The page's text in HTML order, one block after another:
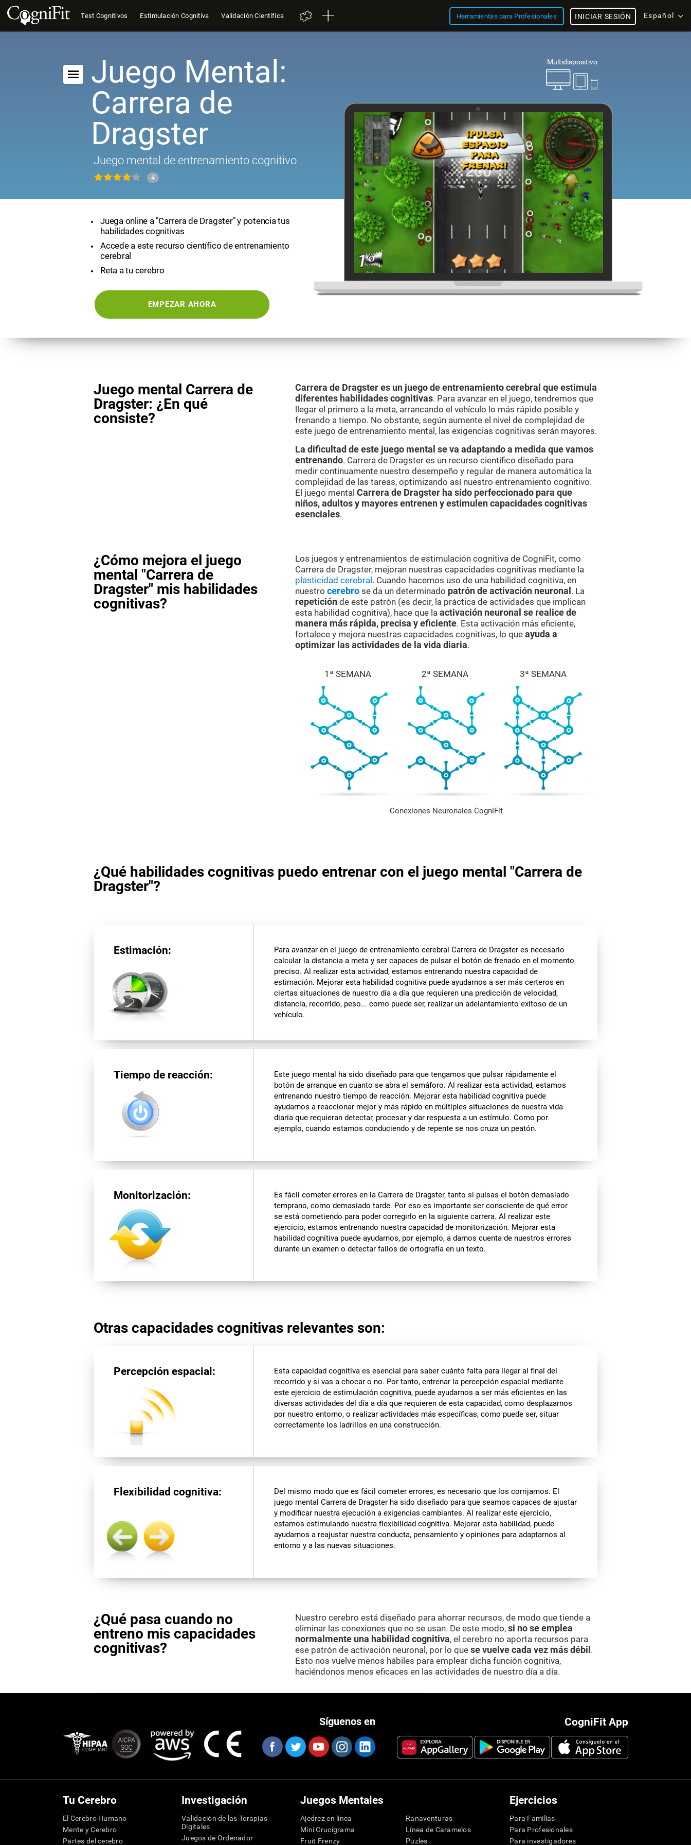
Test Cognitivos Estimulación Cognitiva Validación Científica Herramientas para Profesionales Español
INICIAR SESIÓN
Multidispositivo
Juego Mental:
Carrera de
Dragster
Juego mental de entrenamiento cognitivo
4
Juega online a "Carrera de Dragster" y potencia tus
habilidades cognitivas
Accede a este recurso científico de entrenamiento
cerebral
Reta a tu cerebro
EMPEZAR AHORA
Juego mental Carrera de
Dragster: ¿En qué
consiste?
Carrera de Dragster es un juego de entrenamiento cerebral que estimula
diferentes habilidades cognitivas. Para avanzar en el juego, tendremos que
llegar el primero a la meta, arrancando el vehículo lo más rápido posible y
frenando a tiempo. No obstante, según aumente el nivel de complejidad de
este juego de entrenamiento mental, las exigencias cognitivas serán mayores.
La dificultad de este juego mental se va adaptando a medida que vamos
entrenando. Carrera de Dragster es un recurso científico diseñado para
medir continuamente nuestro desempeño y regular de manera automática la
complejidad de las tareas, optimizando así nuestro entrenamiento cognitivo.
El juego mental Carrera de Dragster ha sido perfeccionado para que
niños, adultos y mayores entrenen y estimulen capacidades cognitivas
esenciales.
¿Cómo mejora el juego
mental "Carrera de
Dragster" mis habilidades
cognitivas?
Los juegos y entrenamientos de estimulación cognitiva de CogniFit, como
Carrera de Dragster, mejoran nuestras capacidades cognitivas mediante la
plasticidad cerebral . Cuando hacemos uso de una habilidad cognitiva, en
nuestro cerebro se da un determinado patrón de activación neuronal . La
repetición de este patrón (es decir, la práctica de actividades que implican
esta habilidad cognitiva), hace que la activación neuronal se realice de
manera más rápida, precisa y eficiente. Esta activación más eficiente,
fortalece y mejora nuestras capacidades cognitivas, lo que ayuda a
optimizar las actividades de la vida diaria.
1ª SEMANA 2ª SEMANA 3ª SEMANA
Conexiones Neuronales CogniFit
¿Qué habilidades cognitivas puedo entrenar con el juego mental "Carrera de
Dragster"?
Estimación:
Para avanzar en el juego de entrenamiento cerebral Carrera de Dragster es necesario
calcular la distancia a meta y ser capaces de pulsar el botón de frenado en el momento
preciso. Al realizar esta actividad, estamos entrenando nuestra capacidad de
estimación. Mejorar esta habilidad cognitiva puede ayudarnos a ser más certeros en
ciertas situaciones de nuestro día a día que requieren una predicción de velocidad,
distancia, recorrido, peso... como puede ser, realizar un adelantamiento exitoso de un
vehículo.
Tiempo de reacción:
Este juego mental ha sido diseñado para que tengamos que pulsar rápidamente el
botón de arranque en cuanto se abra el semáforo. Al realizar esta actividad, estamos
entrenando nuestro tiempo de reacción. Mejorar esta habilidad cognitiva puede
ayudarnos a reaccionar mejor y más rápido en múltiples situaciones de nuestra vida
diaria que requieran detectar, procesar y dar respuesta a un estímulo. Como por
ejemplo, cuando estamos conduciendo y de repente se nos cruza un peatón.
Monitorización:
Es fácil cometer errores en la Carrera de Dragster, tanto si pulsas el botón demasiado
temprano, como demasiado tarde. Por eso es importante ser consciente de qué error
se está cometiendo para poder corregirlo en la siguiente carrera. Al realizar este
ejercicio, estamos entrenando nuestra capacidad de monitorización. Mejorar esta
habilidad cognitiva puede ayudarnos, por ejemplo, a darnos cuenta de nuestros errores
durante un examen o detectar fallos de ortografía en un texto.
Otras capacidades cognitivas relevantes son:
Percepción espacial:
Esta capacidad cognitiva es esencial para saber cuánto falta para llegar al final del
recorrido y si vas a chocar o no. Por tanto, entrenar la percepción espacial mediante
este ejercicio de estimulación cognitiva, puede ayudarnos a ser más eficientes en las
diversas actividades del día a día que requieren de esta capacidad, como desplazarnos
por nuestro entorno, o realizar actividades más específicas, como puede ser, situar
correctamente los ladrillos en una construcción.
Flexibilidad cognitiva:
Del mismo modo que es fácil cometer errores, es necesario que los corrijamos. El
juego mental Carrera de Dragster ha sido diseñado para que seamos capaces de ajustar
y modificar nuestra ejecución a exigencias cambiantes. Al realizar este ejercicio,
estamos estimulando nuestra flexibilidad cognitiva. Mejorar esta habilidad, puede
ayudarnos a reajustar nuestra conducta, pensamiento y opiniones para adaptarnos al
entorno y a las nuevas situaciones.
¿Qué pasa cuando no
entreno mis capacidades
cognitivas?
Nuestro cerebro está diseñado para ahorrar recursos, de modo que tiende a
eliminar las conexiones que no se usan. De este modo, si no se emplea
normalmente una habilidad cognitiva, el cerebro no aporta recursos para
ese patrón de activación neuronal, por lo que se vuelve cada vez más débil .
Esto nos vuelve menos hábiles para emplear dicha función cognitiva,
haciéndonos menos eficaces en las actividades de nuestro día a día.
CogniFit App
Síguenos en
Tu Cerebro
El Cerebro Humano
Mente y Cerebro
Partes del cerebro
Investigación
Validación de las Terapias
Digitales
Juegos de Ordenador
Juegos Mentales
Ajedrez en línea
Mini Crucigrama
Fruit Frenzy
Ranaventuras
Línea de Caramelos
Puzles
Ejercicios
Para Familias
Para Profesionales
Para investigadores